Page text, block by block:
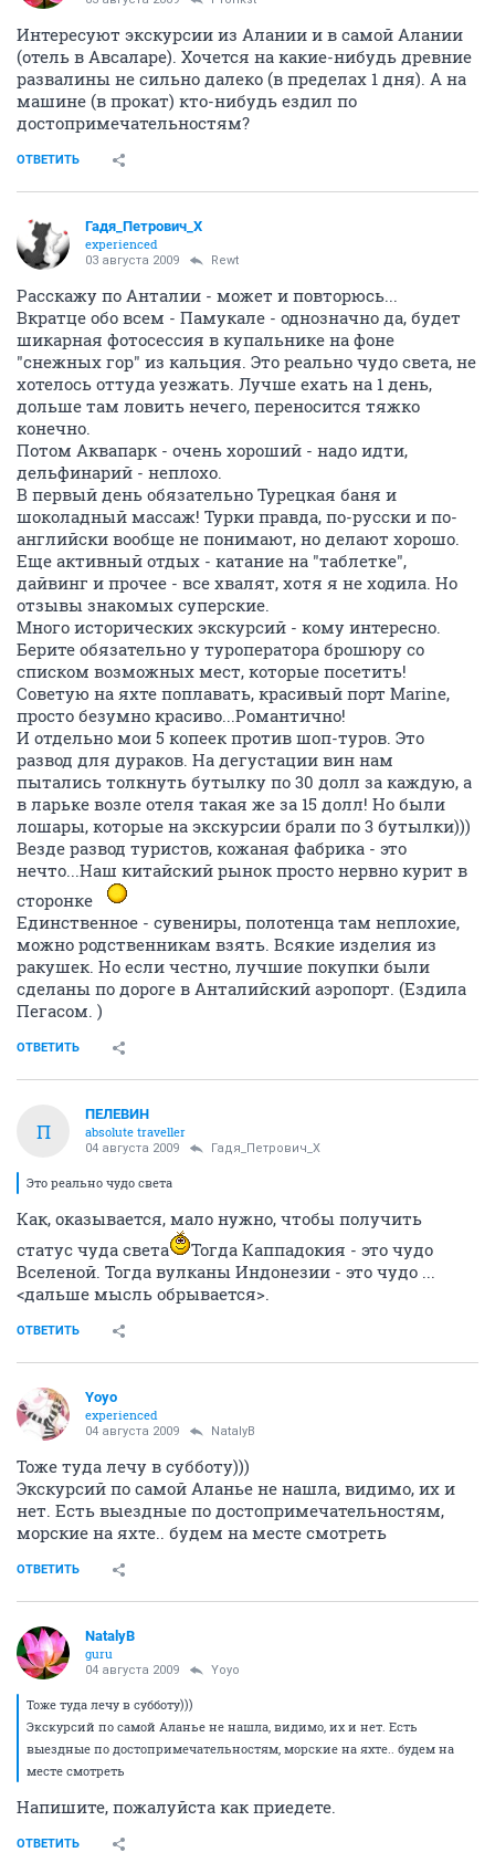
Интересуют экскурсии из Алании и в самой Алании
(отель в Авсаларе). Хочется на какие-нибудь древние
развалины не сильно далеко (в пределах 1 дня). А на
машине (в прокат) кто-нибудь ездил по
достопримечательностям?
ОТВЕТИТЬ
Гадя_Петрович_Х
experienced
03 августа 2009 Rewt
Расскажу по Анталии - может и повторюсь...
Вкратце обо всем - Памукале - однозначно да, будет
шикарная фотосессия в купальнике на фоне
"снежных гор" из кальция. Это реально чудо света, не
хотелось оттуда уезжать. Лучше ехать на 1 день,
дольше там ловить нечего, переносится тяжко
конечно.
Потом Аквапарк - очень хороший - надо идти,
дельфинарий - неплохо.
В первый день обязательно Турецкая баня и
шоколадный массаж! Турки правда, по-русски и по-
английски вообще не понимают, но делают хорошо.
Еще активный отдых - катание на "таблетке",
дайвинг и прочее - все хвалят, хотя я не ходила. Но
отзывы знакомых суперские.
Много исторических экскурсий - кому интересно.
Берите обязательно у туроператора брошюру со
списком возможных мест, которые посетить!
Советую на яхте поплавать, красивый порт Marine,
просто безумно красиво...Романтично!
И отдельно мои 5 копеек против шоп-туров. Это
развод для дураков. На дегустации вин нам
пытались толкнуть бутылку по 30 долл за каждую, а
в ларьке возле отеля такая же за 15 долл! Но были
лошары, которые на экскурсии брали по 3 бутылки)))
Везде развод туристов, кожаная фабрика - это
нечто...Наш китайский рынок просто нервно курит в
сторонке
Единственное - сувениры, полотенца там неплохие,
можно родственникам взять. Всякие изделия из
ракушек. Но если честно, лучшие покупки были
сделаны по дороге в Анталийский аэропорт. (Ездила
Пегасом. )
ОТВЕТИТЬ
П
ПЕЛЕВИН
absolute traveller
04 августа 2009 Гадя_Петрович_Х
Это реально чудо света
Как, оказывается, мало нужно, чтобы получить
статус чуда света
Тогда Каппадокия - это чудо
Вселеной. Тогда вулканы Индонезии - это чудо ...
<дальше мысль обрывается>.
ОТВЕТИТЬ
Yoyo
experienced
04 августа 2009 NatalyB
Тоже туда лечу в субботу)))
Экскурсий по самой Аланье не нашла, видимо, их и
нет. Есть выездные по достопримечательностям,
морские на яхте.. будем на месте смотреть
ОТВЕТИТЬ
NatalyB
guru
04 августа 2009 Yoyo
Тоже туда лечу в субботу)))
Экскурсий по самой Аланье не нашла, видимо, их и нет. Есть
выездные по достопримечательностям, морские на яхте.. будем на
месте смотреть
Напишите, пожалуйста как приедете.
ОТВЕТИТЬ